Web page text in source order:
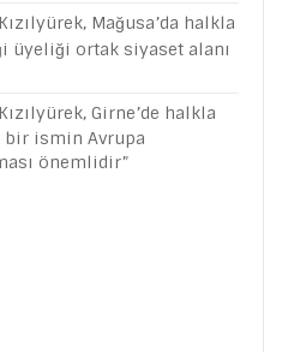
Mağusa’da halkla
üyeliği ortak siyaset alanı
Girne’de halkla
bir ismin Avrupa
önemlidir”